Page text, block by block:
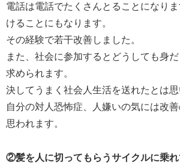
電話は電話でたくさんとることになり
けることにもなります。
その経験で若干改善しました。
また、社会に参加するとどうしても身
求められます。
決してうまく社会人生活を送れたとは思
自分の対人恐怖症、人嫌いの気には改
思われます。
②髪を人に切ってもらうサイクルに乗れ